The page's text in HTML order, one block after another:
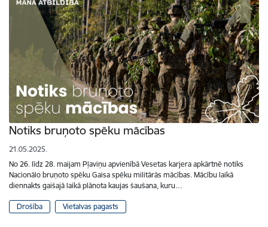
Notiks bruņoto spēku mācības
21.05.2025.
No 26. līdz 28. maijam Pļaviņu apvienībā Vesetas karjera apkārtnē notiks
Nacionālo bruņoto spēku Gaisa spēku militārās mācības. Mācību laikā
diennakts gaišajā laikā plānota kaujas šaušana, kuru…
Drošība Vietalvas pagasts